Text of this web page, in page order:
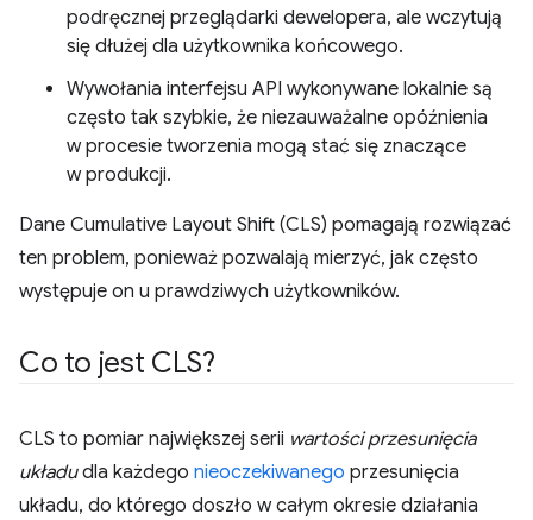
podręcznej przeglądarki dewelopera, ale wczytują
się dłużej dla użytkownika końcowego.
Wywołania interfejsu API wykonywane lokalnie są
często tak szybkie, że niezauważalne opóźnienia
w procesie tworzenia mogą stać się znaczące
w produkcji.
Dane Cumulative Layout Shift (CLS) pomagają rozwiązać
ten problem, ponieważ pozwalają mierzyć, jak często
występuje on u prawdziwych użytkowników.
Co to jest CLS?
CLS to pomiar największej serii wartości przesunięcia
układudla każdego nieoczekiwanego przesunięcia
układu, do którego doszło w całym okresie działania